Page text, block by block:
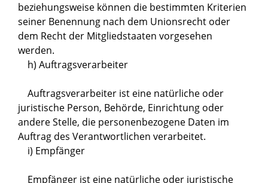
beziehungsweise können die bestimmten Kriterien
seiner Benennung nach dem Unionsrecht oder
dem Recht der Mitgliedstaaten vorgesehen
werden.
h) Auftragsverarbeiter
Auftragsverarbeiter ist eine natürliche oder
juristische Person, Behörde, Einrichtung oder
andere Stelle, die personenbezogene Daten im
Auftrag des Verantwortlichen verarbeitet.
i) Empfänger
Empfänger ist eine natürliche oder juristische